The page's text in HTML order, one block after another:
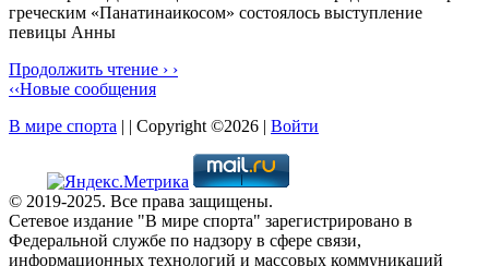
греческим «Панатинаикосом» состоялось выступление
певицы Анны
Продолжить чтение › ›
‹‹Новые сообщения
В мире спорта | | Copyright ©2026 | Войти
© 2019-2025. Все права защищены.
Сетевое издание "В мире спорта" зарегистрировано в
Федеральной службе по надзору в сфере связи,
информационных технологий и массовых коммуникаций